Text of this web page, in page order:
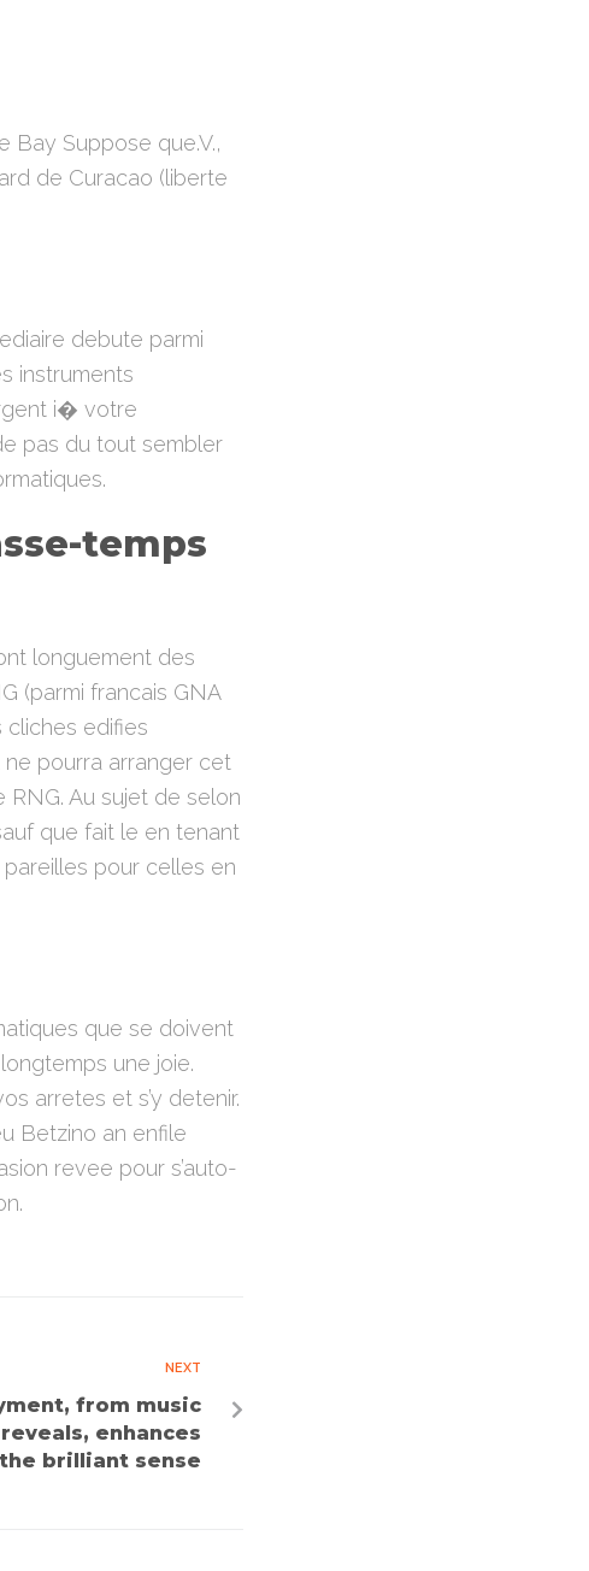
Bay Suppose que.V.,
de Curacao (liberte
debute parmi
instruments
i� votre
pas du tout sembler
temps
longuement des
(parmi francais GNA
edifies
pourra arranger cet
Au sujet de selon
que fait le en tenant
pour celles en
que se doivent
une joie.
arretes et s’y detenir.
Betzino an enfile
revee pour s’auto-
NEXT
from music
enhances
the brilliant sense